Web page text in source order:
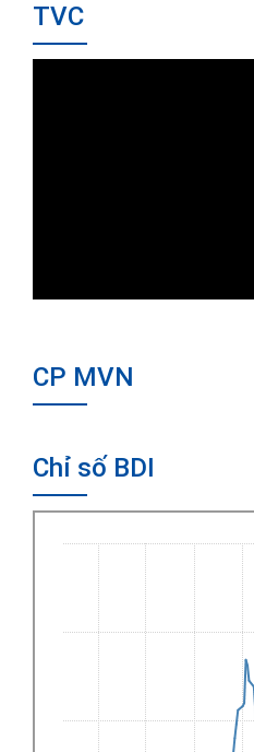
TVC
CP MVN
Chỉ số BDI